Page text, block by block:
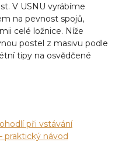
V USNU vyrábíme
na pevnost spojů,
celé ložnice. Níže
postel z masivu podle
tipy na osvědčené
při vstávání
praktický návod